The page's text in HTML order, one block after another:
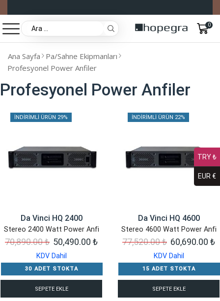
0
Ana Sayfa
Pa/Sahne Ekipmanları
Profesyonel Power Anfiler
Profesyonel Power Anfiler
İNDIRIMLI ÜRÜN 29%
Da Vinci HQ 2400
Stereo 2400 Watt Power Anfi
70,890.00₺ Orijinal
fiyat:
70,890.00 ₺.
50,490.00 ₺Şu
50,490.00 ₺.
KDV Dahil
30 ADET STOKTA
SEPETE EKLE
İNDIRIMLI ÜRÜN 22%
Da Vinci HQ 4600
Stereo 4600 Watt Power Anfi
77,520.00₺ Orijinal
fiyat:
77,520.00 ₺.
60,690.00 ₺
KDV Dahil
15 ADET STOKTA
SEPETE EKLE
TRY ₺
EUR €